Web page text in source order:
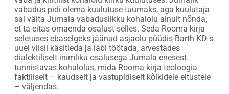
vabadus pidi olema kuulutuse tuumaks, aga kuulutaja
sai väita Jumala vabaduslikku kohalolu ainult nõnda,
et ta eitas omaenda osalust selles. Seda Rooma kirja
seletuses ebaselgeks jäänud asjaolu püüdis Barth KD-s
uuel viisil käsitleda ja läbi töötada, arvestades
dialektiliselt inimliku osalusega Jumala enesest
tunnistavas kohalolus, mida Rooma kirja teoloogia
faktiliselt – kaudselt ja vastupidiselt kõikidele eitustele
– väljendas.